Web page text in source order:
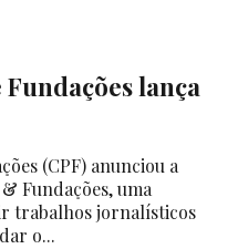
lança
(CPF) anunciou a
Fundações, uma
trabalhos jornalísticos
o...